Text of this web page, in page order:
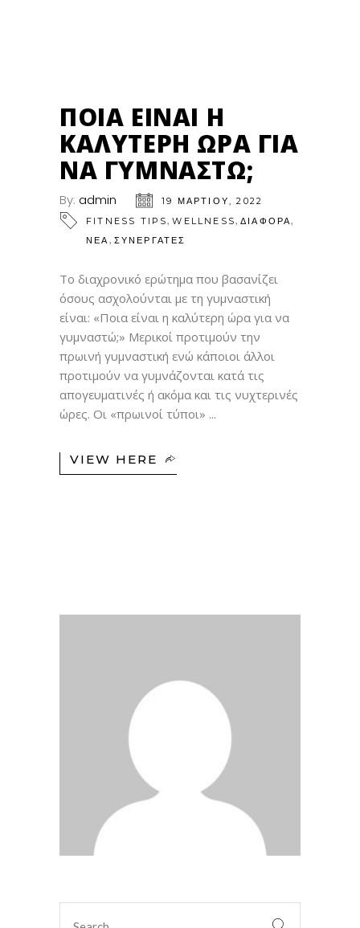
ΠΟΙΑ ΕΊΝΑΙ Η
ΚΑΛΎΤΕΡΗ ΏΡΑ ΓΙΑ
ΝΑ ΓΥΜΝΑΣΤΏ;
By: admin
19 ΜΑΡΤΊΟΥ, 2022
FITNESS TIPS,WELLNESS,ΔΙΑΦΟΡΑ,
ΝΕΑ , ΣΥΝΕΡΓΑΤΕΣ
Το διαχρονικό ερώτημα που βασανίζει
όσους ασχολούνται με τη γυμναστική
είναι: «Ποια είναι η καλύτερη ώρα για να
γυμναστώ;» Μερικοί προτιμούν την
πρωινή γυμναστική ενώ κάποιοι άλλοι
προτιμούν να γυμνάζονται κατά τις
απογευματινές ή ακόμα και τις νυχτερινές
ώρες. Οι «πρωινοί τύποι»
VIEW HERE